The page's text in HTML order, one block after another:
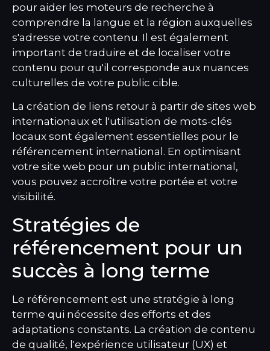
pour aider les moteurs de recherche à
comprendre la langue et la région auxquelles
s'adresse votre contenu. Il est également
important de traduire et de localiser votre
contenu pour qu'il corresponde aux nuances
culturelles de votre public cible.
La création de liens retour à partir de sites web
internationaux et l'utilisation de mots-clés
locaux sont également essentielles pour le
référencement international. En optimisant
votre site web pour un public international,
vous pouvez accroître votre portée et votre
visibilité.
Stratégies de
référencement pour un
succès à long terme
Le référencement est une stratégie à long
terme qui nécessite des efforts et des
adaptations constants. La création de contenu
de qualité, l'expérience utilisateur (UX) et